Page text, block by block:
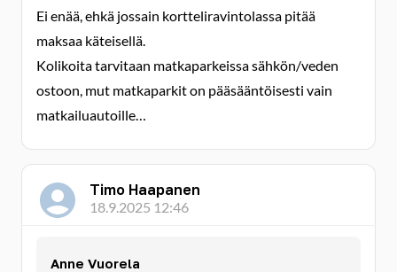
Ei enää, ehkä jossain kortteliravintolassa pitää
maksaa käteisellä.
Kolikoita tarvitaan matkaparkeissa sähkön/veden
ostoon, mut matkaparkit on pääsääntöisesti vain
matkailuautoille…
Timo Haapanen
18.9.2025 12:46
Anne Vuorela